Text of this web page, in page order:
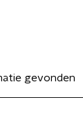
gevonden